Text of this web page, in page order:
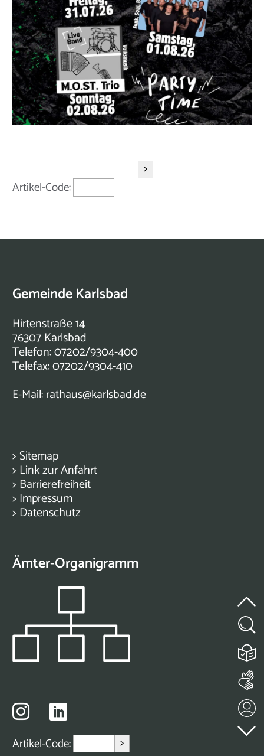
Artikel-Code:
>
Gemeinde Karlsbad
Hirtenstraße 14
76307 Karlsbad
Telefon: 07202/9304-400
Telefax: 07202/9304-410
E-Mail:rathaus@karlsbad.de
> Sitemap
> Link zur Anfahrt
> Barrierefreiheit
> Impressum
> Datenschutz
Ämter-Organigramm
Artikel-Code: >